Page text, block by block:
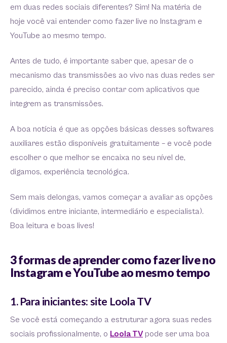
em duas redes sociais diferentes? Sim! Na matéria de
hoje você vai entender como fazer live no Instagram e
YouTube ao mesmo tempo.
Antes de tudo, é importante saber que, apesar de o
mecanismo das transmissões ao vivo nas duas redes ser
parecido, ainda é preciso contar com aplicativos que
integrem as transmissões.
A boa notícia é que as opções básicas desses softwares
auxiliares estão disponíveis gratuitamente – e você pode
escolher o que melhor se encaixa no seu nível de,
digamos, experiência tecnológica.
Sem mais delongas, vamos começar a avaliar as opções
(dividimos entre iniciante, intermediário e especialista).
Boa leitura e boas lives!
3 formas de aprender como fazer live no
Instagram e YouTube ao mesmo tempo
1. Para iniciantes: site Loola TV
Se você está começando a estruturar agora suas redes
sociais profissionalmente, o Loola TVpode ser uma boa